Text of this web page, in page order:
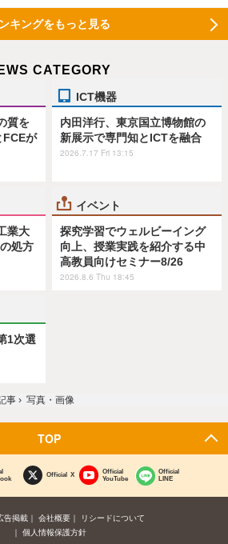
キングをもっと見る
CATEGORY
質を
が
ICT機器
内田洋行、東京国立博物館の
新展示で専門知とICTを融合
2026.7.17 Fri 13:15
業大
処方
イベント
探究学習でウェルビーイング
向上、授業実践を紹介する中
高教員向けセミナー8/26
2026.8.6 Thu 18:45
1次選
事 › 写真・画像
TOP
Official X
Official
YouTube
Official
LINE
告掲載 会社概要
リシードについて
個人情報保護方針